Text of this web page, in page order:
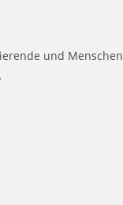
und Menschen